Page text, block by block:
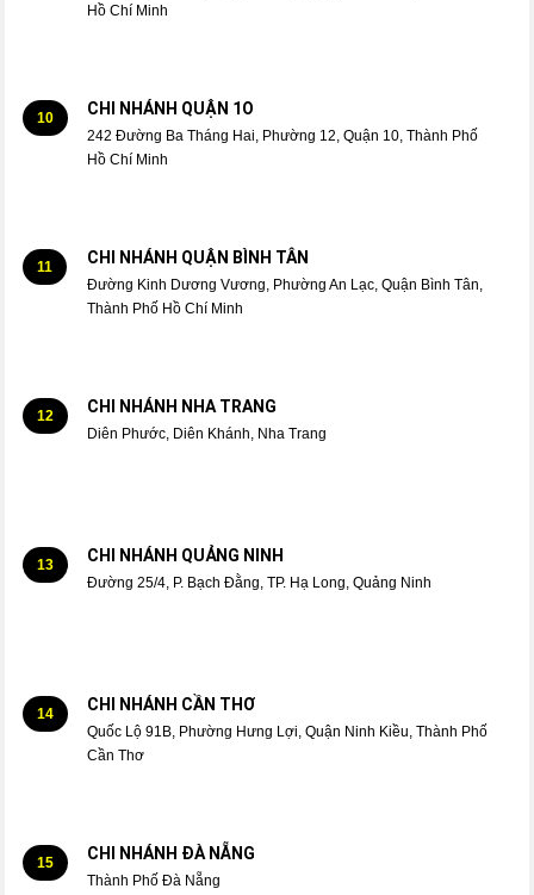
Hồ Chí Minh
10 CHI NHÁNH QUẬN 1O
242 Đường Ba Tháng Hai, Phường 12, Quận 10, Thành Phố
Hồ Chí Minh
11 CHI NHÁNH QUẬN BÌNH TÂN
Đường Kinh Dương Vương, Phường An Lạc, Quận Bình Tân,
Thành Phố Hồ Chí Minh
12 CHI NHÁNH NHA TRANG
Diên Phước, Diên Khánh, Nha Trang
13 CHI NHÁNH QUẢNG NINH
Đường 25/4, P. Bạch Đằng, TP. Hạ Long, Quảng Ninh
14 CHI NHÁNH CẦN THƠ
Quốc Lộ 91B, Phường Hưng Lợi, Quận Ninh Kiều, Thành Phố
Cần Thơ
15 CHI NHÁNH ĐÀ NẴNG
Thành Phố Đà Nẵng